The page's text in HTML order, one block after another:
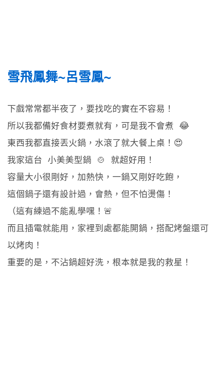
雪飛鳳舞~呂雪鳳~
下戲常常都半夜了，要找吃的實在不容易！
所以我都備好食材要煮就有，可是我不會煮 😂
東西我都直接丟火鍋，水滾了就大餐上桌！😍
我家這台 小美美型鍋 🍲 就超好用！
容量大小很剛好，加熱快，一鍋又剛好吃飽，
這個鍋子還有設計過，會熱，但不怕燙傷！
（這有練過不能亂學嘿！🚨
而且插電就能用，家裡到處都能開鍋，搭配烤盤還可
以烤肉！
重要的是，不沾鍋超好洗，根本就是我的救星！